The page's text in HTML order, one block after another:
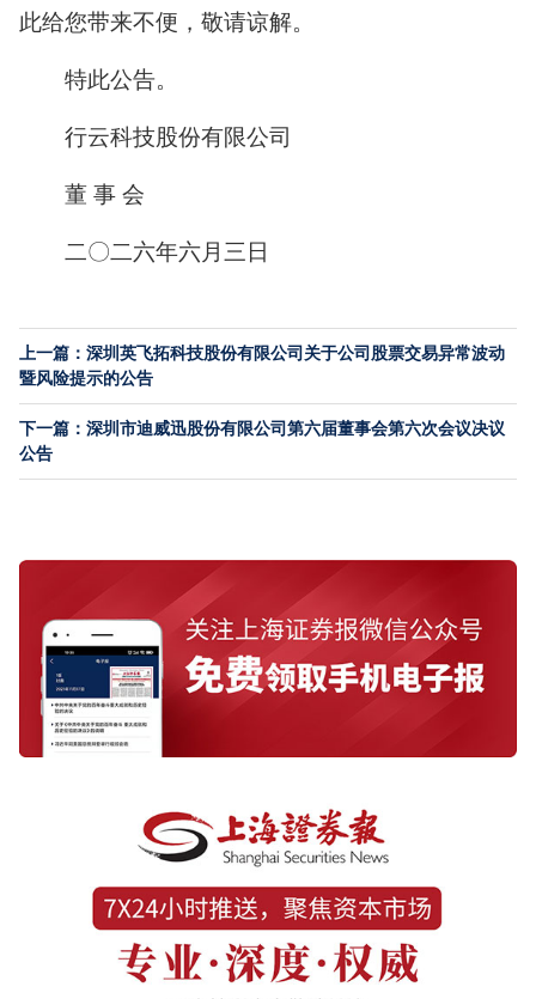
此给您带来不便，敬请谅解。
特此公告。
行云科技股份有限公司
董 事 会
二〇二六年六月三日
上一篇：深圳英飞拓科技股份有限公司关于公司股票交易异常波动
暨风险提示的公告
下一篇：深圳市迪威迅股份有限公司第六届董事会第六次会议决议
公告